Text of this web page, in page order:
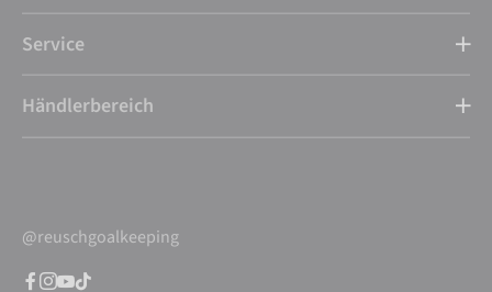
Service
Händlerbereich
@reuschgoalkeeping